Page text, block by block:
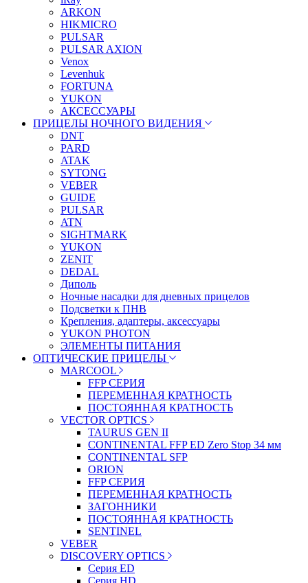
ARKON
HIKMICRO
PULSAR
PULSAR AXION
Venox
Levenhuk
FORTUNA
YUKON
АКСЕССУАРЫ
ПРИЦЕЛЫ НОЧНОГО ВИДЕНИЯ
DNT
PARD
ATAK
SYTONG
VEBER
GUIDE
PULSAR
ATN
SIGHTMARK
YUKON
ZENIT
DEDAL
Диполь
Ночные насадки для дневных прицелов
Подсветки к ПНВ
Крепления, адаптеры, аксессуары
YUKON PHOTON
ЭЛЕМЕНТЫ ПИТАНИЯ
ОПТИЧЕСКИЕ ПРИЦЕЛЫ
MARCOOL
FFP СЕРИЯ
ПЕРЕМЕННАЯ КРАТНОСТЬ
ПОСТОЯННАЯ КРАТНОСТЬ
VECTOR OPTICS
TAURUS GEN II
CONTINENTAL FFP ED Zero Stop 34 мм
CONTINENTAL SFP
ORION
FFP СЕРИЯ
ПЕРЕМЕННАЯ КРАТНОСТЬ
ЗАГОННИКИ
ПОСТОЯННАЯ КРАТНОСТЬ
SENTINEL
VEBER
DISCOVERY OPTICS
Серия ED
Серия HD